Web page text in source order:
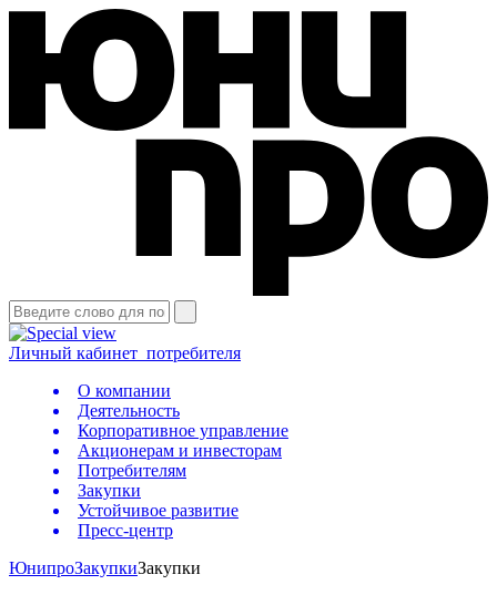
Личный кабинет потребителя
О компании
Деятельность
Корпоративное управление
Акционерам и инвесторам
Потребителям
Закупки
Устойчивое развитие
Пресс-центр
ЮнипроЗакупкиЗакупки